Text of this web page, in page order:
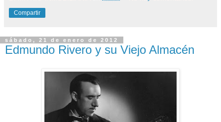
Compartir
sábado, 21 de enero de 2012
Edmundo Rivero y su Viejo Almacén